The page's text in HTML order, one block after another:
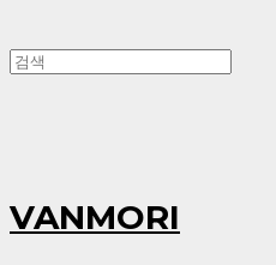
VANMORI